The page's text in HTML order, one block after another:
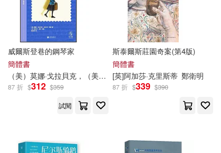
(意)馬基雅維利(4)
(日)田中芳樹(4)
(英)柯南‧道爾(4)
九州出版社(19)
人民音樂出版社(19) 博碩(19)
大樂文化(19)
時代文藝出版社(19)
威爾斯登巷的鋼琴家
簡體書
（美）莫娜·戈拉貝克，（美）李·科恩
趙安琪
87 折 $312 $359
試閱
斯泰爾斯莊園奇案(第4版)
簡體書
[英]阿加莎·克里斯蒂 鄭衛明
87 折 $339 $390